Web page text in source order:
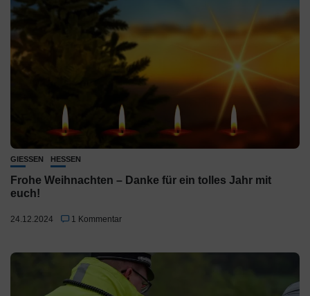
GIESSEN HESSEN
Frohe Weihnachten – Danke für ein tolles Jahr mit
euch!
24.12.2024 1 Kommentar